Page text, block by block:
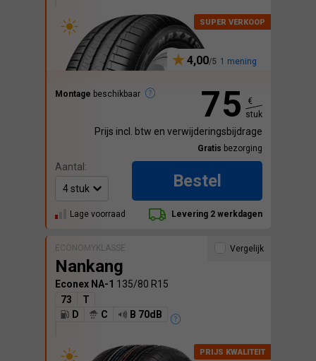
4,00 1 mening
Montage beschikbaar 75
€
stuk
Prijs incl. btw en verwijderingsbijdrage
Gratis bezorging
Aantal:
Bestel
Lage voorraad Levering 2 werkdagen
ECONOMYKLASSE
Nankang
Econex NA-1 135/80 R15
73
T
D
C B 70dB
Vergelijk